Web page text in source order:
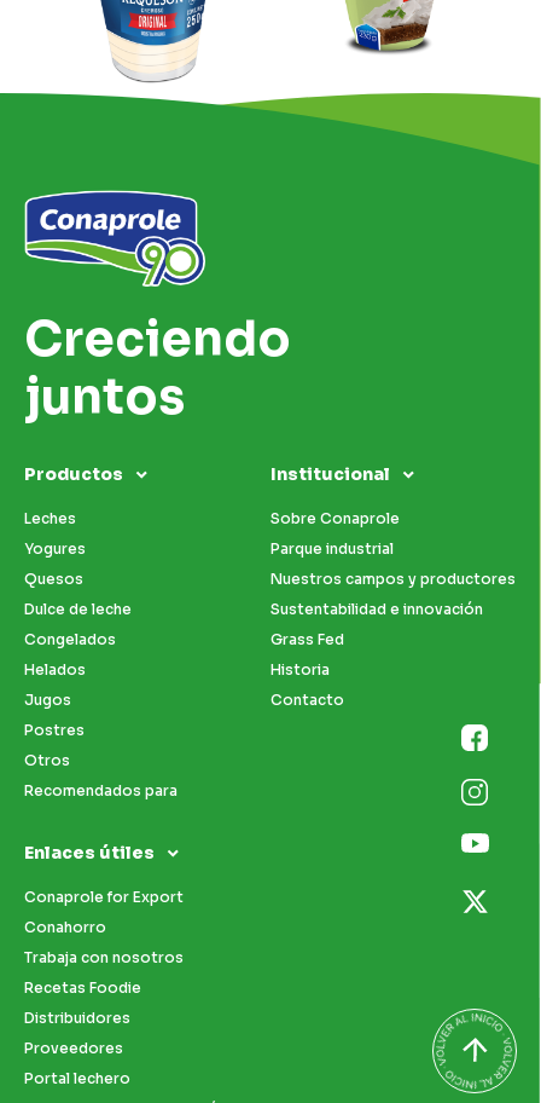
Creciendo
juntos
Productos
Leches
Yogures
Quesos
Dulce de leche
Congelados
Helados
Jugos
Postres
Otros
Recomendados para
Institucional
Sobre Conaprole
Parque industrial
Nuestros campos y productores
Sustentabilidad e innovación
Grass Fed
Historia
Contacto
Enlaces útiles
Conaprole for Export
Conahorro
Trabaja con nosotros
Recetas Foodie
Distribuidores
Proveedores
Portal lechero